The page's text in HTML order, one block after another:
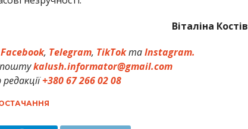
Віталіна Костів
Facebook, Telegram, TikTokтаInstagram.
поштуkalush.informator@gmail.com
+380 67 266 02 08